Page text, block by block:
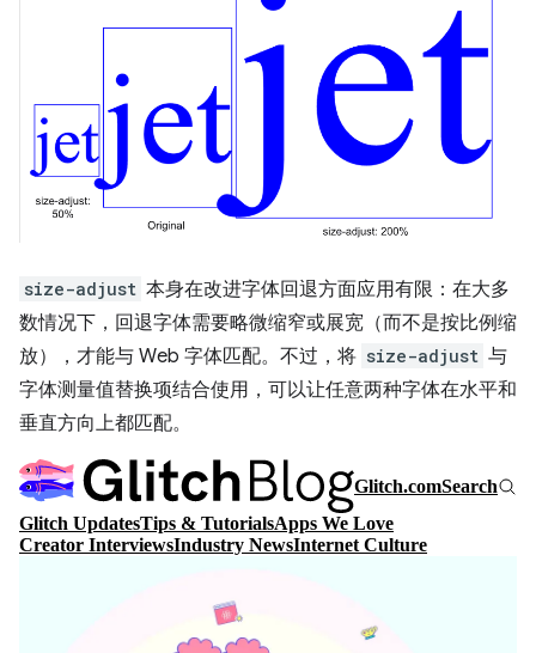
size-adjust 本身在改进字体回退方面应用有限：在大多
数情况下，回退字体需要略微缩窄或展宽（而不是按比例缩
放），才能与 Web 字体匹配。不过，将 size-adjust 与
字体测量值替换项结合使用，可以让任意两种字体在水平和
垂直方向上都匹配。